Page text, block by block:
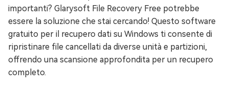
importanti? Glarysoft File Recovery Free potrebbe
essere la soluzione che stai cercando! Questo software
gratuito per il recupero dati su Windows ti consente di
ripristinare file cancellati da diverse unità e partizioni,
offrendo una scansione approfondita per un recupero
completo.